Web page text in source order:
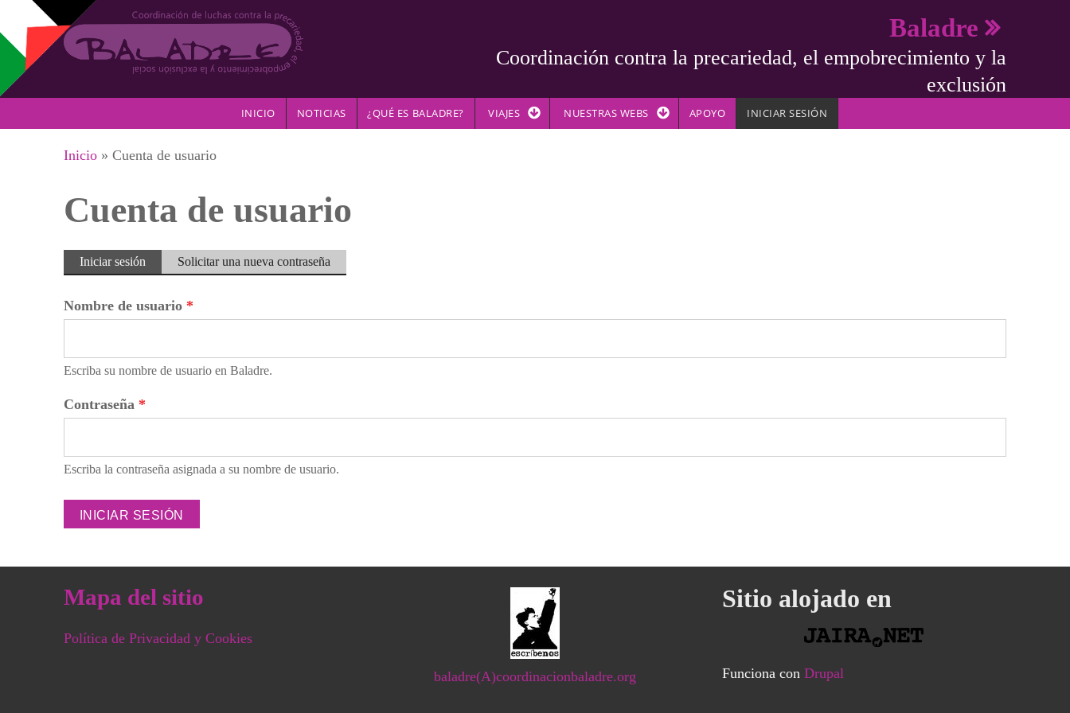
Pasar al contenido principal
Baladre
Coordinación contra la precariedad, el empobrecimiento y la
exclusión
INICIO NOTICIAS ¿QUÉ ES BALADRE? VIAJES NUESTRAS WEBS APOYO INICIAR SESIÓN
Se encuentra usted aquí
Inicio » Cuenta de usuario
Cuenta de usuario
Solapas principales
Iniciar sesión (solapaSolicitar una nueva contraseña
Nombre de usuario *
Escriba su nombre de usuario en Baladre.
Contraseña *
Escriba la contraseña asignada a su nombre de usuario.
Mapa del sitio
Política de Privacidad y Cookies
baladre(A)coordinacionbaladre.org
Sitio alojado en
Funciona con Drupal